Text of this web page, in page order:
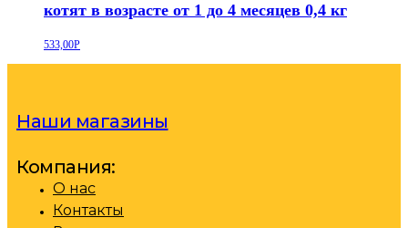
котят в возрасте от 1 до 4 месяцев 0,4 кг
533,00Р
Наши магазины
Компания:
О нас
Контакты